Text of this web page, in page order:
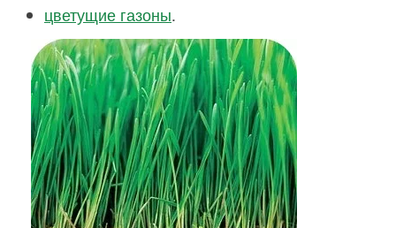
цветущие газоны.